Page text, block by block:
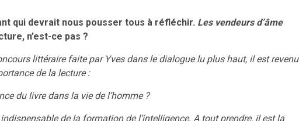
qui devrait nous pousser tous à réfléchir. Les vendeurs d’âme
n’est-ce pas ?
littéraire faite par Yves dans le dialogue lu plus haut, il est revenu
de la lecture :
du livre dans la vie de l’homme ?
de la formation de l’intelligence. A tout prendre, il est la